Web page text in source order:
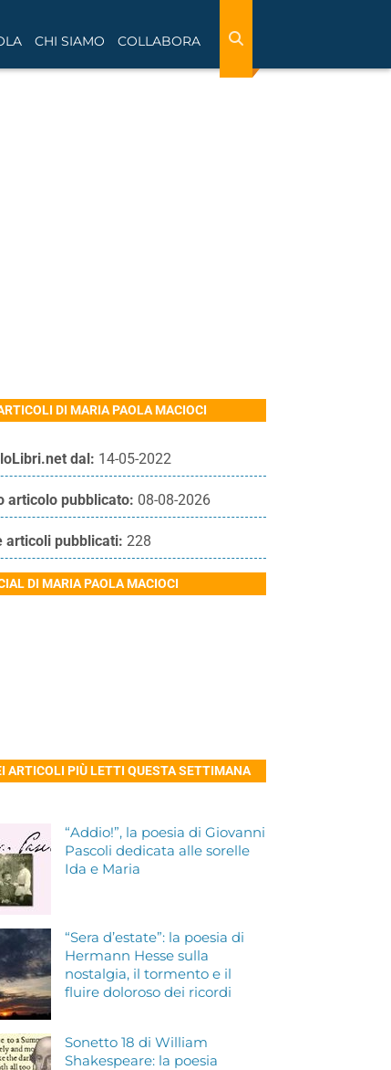
CHI SIAMO COLLABORA
DI MARIA PAOLA MACIOCI
dal: 14-05-2022
articolo pubblicato: 08-08-2026
articoli pubblicati: 228
DI MARIA PAOLA MACIOCI
ARTICOLI PIÙ LETTI QUESTA SETTIMANA
“Addio!”, la poesia di Giovanni
Pascoli dedicata alle sorelle
Ida e Maria
“Sera d’estate”: la poesia di
Hermann Hesse sulla
nostalgia, il tormento e il
fluire doloroso dei ricordi
Sonetto 18 di William
Shakespeare: la poesia